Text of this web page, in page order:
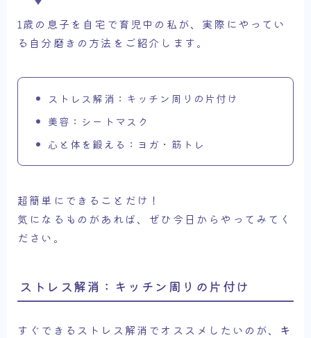
1歳の息子を自宅で育児中の私が、実際にやってい
る自分磨きの方法をご紹介します。
ストレス解消：キッチン周りの片付け
美容：シートマスク
心と体を鍛える：ヨガ・筋トレ
超簡単にできることだけ！
気になるものがあれば、ぜひ今日からやってみてく
ださい。
ストレス解消：キッチン周りの片付け
すぐできるストレス解消でオススメしたいのが、 キ